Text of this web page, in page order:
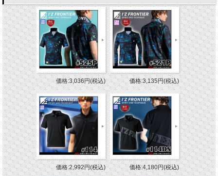
価格:3,036円(税込) 価格:3,135円(税込)
価格:2,992円(税込) 価格:4,180円(税込)